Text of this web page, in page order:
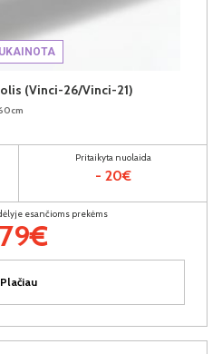
(Vinci-26/Vinci-21)
Pritaikyta nuolaida
- 20€
esančioms prekėms
Plačiau